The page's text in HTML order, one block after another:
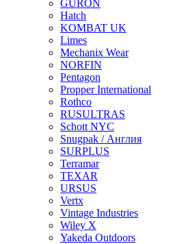
GURON
Hatch
KOMBAT UK
Limes
Mechanix Wear
NORFIN
Pentagon
Propper International
Rothco
RUSULTRAS
Schott NYC
Snugpak / Англия
SURPLUS
Terramar
TEXAR
URSUS
Vertx
Vintage Industries
Wiley X
Yakeda Outdoors